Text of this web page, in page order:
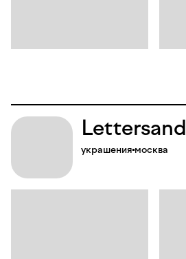
Lettersand
украшения москва